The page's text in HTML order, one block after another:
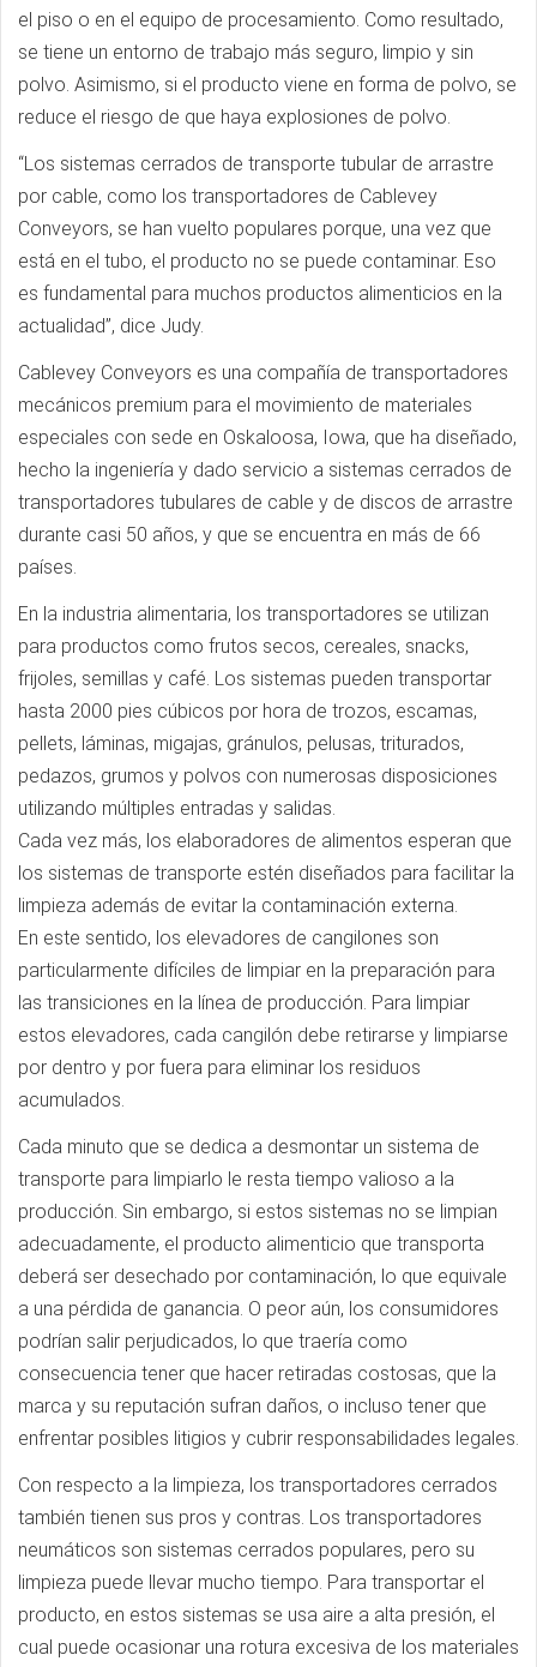
el piso o en el equipo de procesamiento. Como resultado,
se tiene un entorno de trabajo más seguro, limpio y sin
polvo. Asimismo, si el producto viene en forma de polvo, se
reduce el riesgo de que haya explosiones de polvo.
“Los sistemas cerrados de transporte tubular de arrastre
por cable, como los transportadores de Cablevey
Conveyors, se han vuelto populares porque, una vez que
está en el tubo, el producto no se puede contaminar. Eso
es fundamental para muchos productos alimenticios en la
actualidad”, dice Judy.
Cablevey Conveyors es una compañía de transportadores
mecánicos premium para el movimiento de materiales
especiales con sede en Oskaloosa, Iowa, que ha diseñado,
hecho la ingeniería y dado servicio a sistemas cerrados de
transportadores tubulares de cable y de discos de arrastre
durante casi 50 años, y que se encuentra en más de 66
países.
En la industria alimentaria, los transportadores se utilizan
para productos como frutos secos, cereales, snacks,
frijoles, semillas y café. Los sistemas pueden transportar
hasta 2000 pies cúbicos por hora de trozos, escamas,
pellets, láminas, migajas, gránulos, pelusas, triturados,
pedazos, grumos y polvos con numerosas disposiciones
utilizando múltiples entradas y salidas.
Cada vez más, los elaboradores de alimentos esperan que
los sistemas de transporte estén diseñados para facilitar la
limpieza además de evitar la contaminación externa.
En este sentido, los elevadores de cangilones son
particularmente difíciles de limpiar en la preparación para
las transiciones en la línea de producción. Para limpiar
estos elevadores, cada cangilón debe retirarse y limpiarse
por dentro y por fuera para eliminar los residuos
acumulados.
Cada minuto que se dedica a desmontar un sistema de
transporte para limpiarlo le resta tiempo valioso a la
producción. Sin embargo, si estos sistemas no se limpian
adecuadamente, el producto alimenticio que transporta
deberá ser desechado por contaminación, lo que equivale
a una pérdida de ganancia. O peor aún, los consumidores
podrían salir perjudicados, lo que traería como
consecuencia tener que hacer retiradas costosas, que la
marca y su reputación sufran daños, o incluso tener que
enfrentar posibles litigios y cubrir responsabilidades legales.
Con respecto a la limpieza, los transportadores cerrados
también tienen sus pros y contras. Los transportadores
neumáticos son sistemas cerrados populares, pero su
limpieza puede llevar mucho tiempo. Para transportar el
producto, en estos sistemas se usa aire a alta presión, el
cual puede ocasionar una rotura excesiva de los materiales